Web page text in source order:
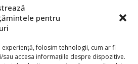
pentru
experiență, folosim tehnologii, cum ar fi
sau accesa informațiile despre dispozitive.